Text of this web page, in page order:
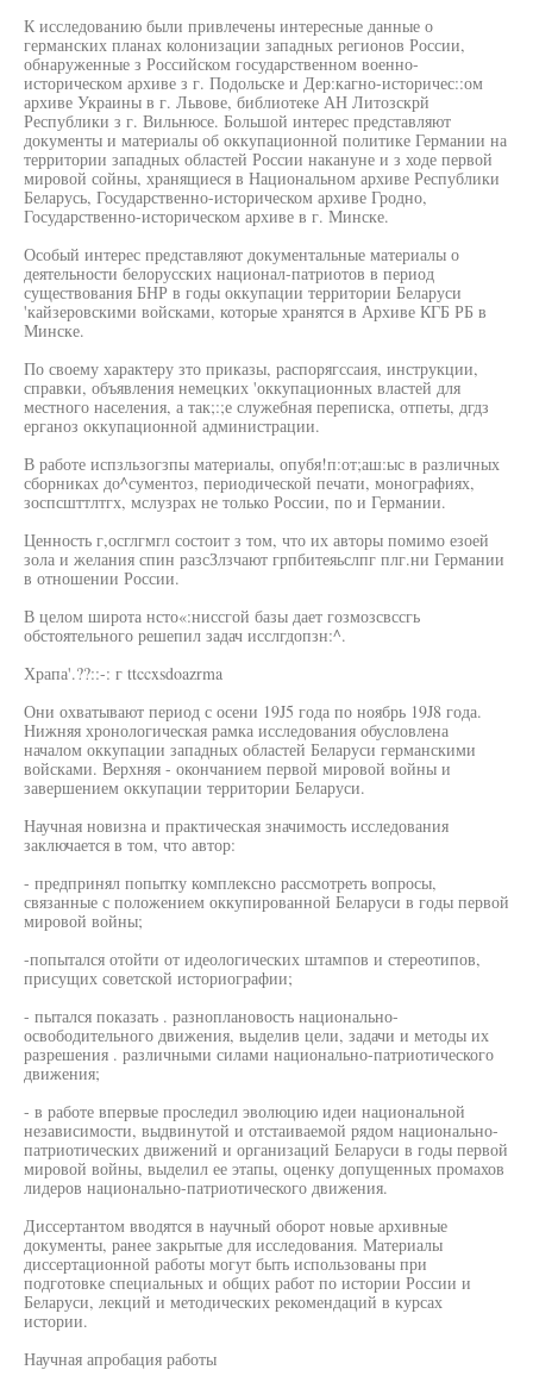
К исследованию были привлечены интересные данные о
германских планах колонизации западных регионов России,
обнаруженные з Российском государственном военно-
историческом архиве з г. Подольске и Дер:кагно-историчес::ом
архиве Украины в г. Львове, библиотеке АН Литозскрй
Республики з г. Вильнюсе. Большой интерес представляют
документы и материалы об оккупационной политике Германии на
территории западных областей России накануне и з ходе первой
мировой сойны, хранящиеся в Национальном архиве Республики
Беларусь, Государственно-историческом архиве Гродно,
Государственно-историческом архиве в г. Минске.
Особый интерес представляют документальные материалы о
деятельности белорусских национал-патриотов в период
существования БНР в годы оккупации территории Беларуси
'кайзеровскими войсками, которые хранятся в Архиве КГБ РБ в
Минске.
По своему характеру зто приказы, распорягссаия, инструкции,
справки, объявления немецких 'оккупационных властей для
местного населения, а так;:;е служебная переписка, отпеты, дгдз
ерганоз оккупационной администрации.
В работе испзльзогзпы материалы, опубя!п:от;аш:ыс в различных
сборниках до^сументоз, периодической печати, монографиях,
зоспсшттлтгх, мслузрах не только России, по и Германии.
Ценность г,осглгмгл состоит з том, что их авторы помимо езоей
зола и желания спин разсЗлзчают грпбитеяьслпг плг.ни Германии
в отношении России.
В целом широта нсто«:ниссгой базы дает гозмозсвссгь
обстоятельного решепил задач исслгдопзн:^.
Храпа'.??::-: г ttccxsdoazrma
Они охватывают период с осени 19J5 года по ноябрь 19J8 года.
Нижняя хронологическая рамка исследования обусловлена
началом оккупации западных областей Беларуси германскими
войсками. Верхняя - окончанием первой мировой войны и
завершением оккупации территории Беларуси.
Научная новизна и практическая значимость исследования
заключается в том, что автор:
- предпринял попытку комплексно рассмотреть вопросы,
связанные с положением оккупированной Беларуси в годы первой
мировой войны;
-попытался отойти от идеологических штампов и стереотипов,
присущих советской историографии;
- пытался показать . разноплановость национально-
освободительного движения, выделив цели, задачи и методы их
разрешения . различными силами национально-патриотического
движения;
- в работе впервые проследил эволюцию идеи национальной
независимости, выдвинутой и отстаиваемой рядом национально-
патриотических движений и организаций Беларуси в годы первой
мировой войны, выделил ее этапы, оценку допущенных промахов
лидеров национально-патриотического движения.
Диссертантом вводятся в научный оборот новые архивные
документы, ранее закрытые для исследования. Материалы
диссертационной работы могут быть использованы при
подготовке специальных и общих работ по истории России и
Беларуси, лекций и методических рекомендаций в курсах
истории.
Научная апробация работы